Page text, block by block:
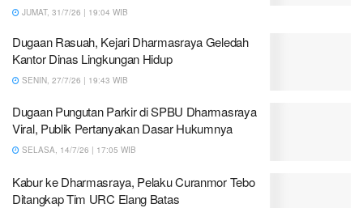
JUMAT, 31/7/26 | 19:04 WIB
Dugaan Rasuah, Kejari Dharmasraya Geledah
Kantor Dinas Lingkungan Hidup
SENIN, 27/7/26 | 19:43 WIB
Dugaan Pungutan Parkir di SPBU Dharmasraya
Viral, Publik Pertanyakan Dasar Hukumnya
SELASA, 14/7/26 | 17:05 WIB
Kabur ke Dharmasraya, Pelaku Curanmor Tebo
Ditangkap Tim URC Elang Batas